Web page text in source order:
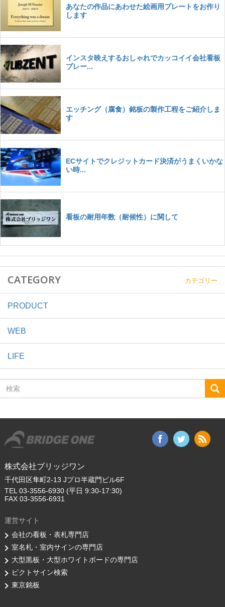
CATEGORY カテゴリー
PRODUCT
WEB
LIFE
株式会社ブリッジワン
千代田区隼町2-13 Jプロ半蔵門ビル6F
TEL 03-3556-6930 (平日 9:30-17:30)
FAX 03-3556-6931
運営サイト
会社の看板・表札専門店
室名札・室内サインの専門店
大型黒板・大型ホワイトボードの専門店
ピクトサイン検索
東京銘板